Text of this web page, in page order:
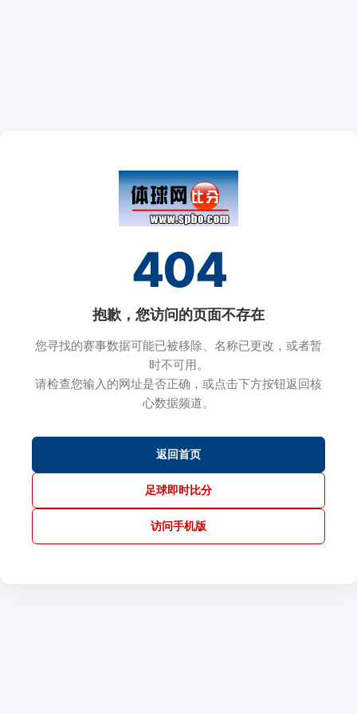
404
抱歉，您访问的页面不存在
您寻找的赛事数据可能已被移除、名称已更改，或者暂
时不可用。
请检查您输入的网址是否正确，或点击下方按钮返回核
心数据频道。
返回首页
足球即时比分
访问手机版